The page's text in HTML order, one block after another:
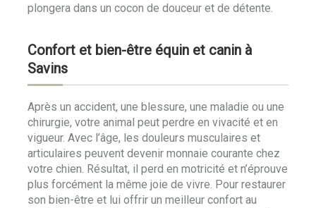
plongera dans un cocon de douceur et de détente.
Confort et bien-être équin et canin à
Savins
Après un accident, une blessure, une maladie ou une
chirurgie, votre animal peut perdre en vivacité et en
vigueur. Avec l’âge, les douleurs musculaires et
articulaires peuvent devenir monnaie courante chez
votre chien. Résultat, il perd en motricité et n’éprouve
plus forcément la même joie de vivre. Pour restaurer
son bien-être et lui offrir un meilleur confort au